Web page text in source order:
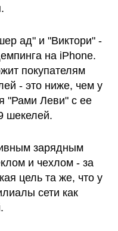
ад" и "Виктори" -
на iPhone.
покупателям
- это ниже, чем у
"Рами Леви" с ее
шекелей.
зарядным
и чехлом - за
цель та же, что у
сети как